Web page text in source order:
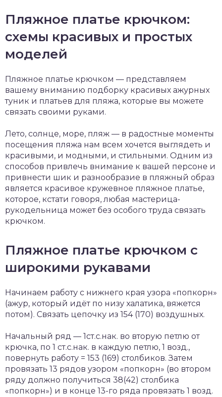
Пляжное платье крючком:
схемы красивых и простых
моделей
Пляжное платье крючком — представляем
вашему вниманию подборку красивых ажурных
туник и платьев для пляжа, которые вы можете
связать своими руками.
Лето, солнце, море, пляж — в радостные моменты
посещения пляжа нам всем хочется выглядеть и
красивыми, и модными, и стильными. Одним из
способов привлечь внимание к вашей персоне и
привнести шик и разнообразие в пляжный образ
является красивое кружевное пляжное платье,
которое, кстати говоря, любая мастерица-
рукодельница может без особого труда связать
крючком.
Пляжное платье крючком с
широкими рукавами
Начинаем работу с нижнего края узора «попкорн»
(ажур, который идёт по низу халатика, вяжется
потом). Связать цепочку из 154 (170) воздушных.
Начальный ряд — 1ст.с.нак. во вторую петлю от
крючка, по 1 ст.с.нак. в каждую петлю, 1 возд.,
повернуть работу = 153 (169) столбиков. Затем
провязать 13 рядов узором «попкорн» (во втором
ряду должно получиться 38(42) столбика
«попкорн») и в конце 13-го ряда провязать 1 возд.